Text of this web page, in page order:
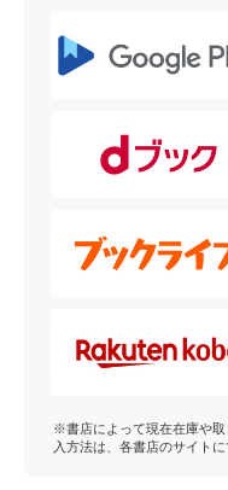
※書店によって現在在庫や
入方法は、各書店のサイトに